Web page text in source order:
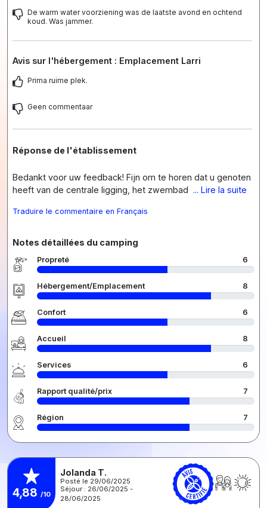
De warm water voorziening was de laatste avond en ochtend
koud. Was jammer.
Avis sur l'hébergement : Emplacement Larri
Prima ruime plek.
Geen commentaar
Réponse de l'établissement
Bedankt voor uw feedback! Fijn om te horen dat u genoten
heeft van de centrale ligging, het zwembad ... Lire la suite
Traduire le commentaire en Français
Notes détaillées du camping
Propreté 6
Hébergement/Emplacement 8
Confort 6
Accueil 8
Services 6
Rapport qualité/prix 7
Région 7
4,88 /10
Jolanda T.
Posté le 29/06/2025
Séjour : 26/06/2025 -
28/06/2025